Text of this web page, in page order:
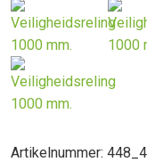
Artikelnummer: